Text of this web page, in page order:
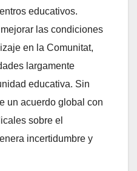
educativos.
las condiciones
en la Comunitat,
largamente
educativa. Sin
un acuerdo global con
sobre el
incertidumbre y